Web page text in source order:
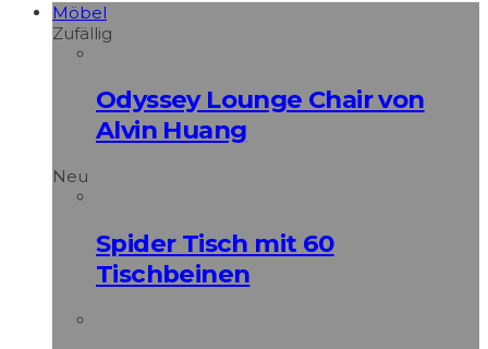
Möbel
Zufällig
Odyssey Lounge Chair von
Alvin Huang
Neu
Spider Tisch mit 60
Tischbeinen